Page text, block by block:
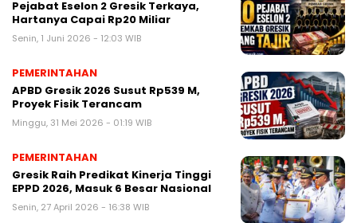
Pejabat Eselon 2 Gresik Terkaya,
Hartanya Capai Rp20 Miliar
Senin, 1 Juni 2026 - 12:03 WIB
PEMERINTAHAN
APBD Gresik 2026 Susut Rp539 M,
Proyek Fisik Terancam
Minggu, 31 Mei 2026 - 01:19 WIB
PEMERINTAHAN
Gresik Raih Predikat Kinerja Tinggi
EPPD 2026, Masuk 6 Besar Nasional
Senin, 27 April 2026 - 16:38 WIB